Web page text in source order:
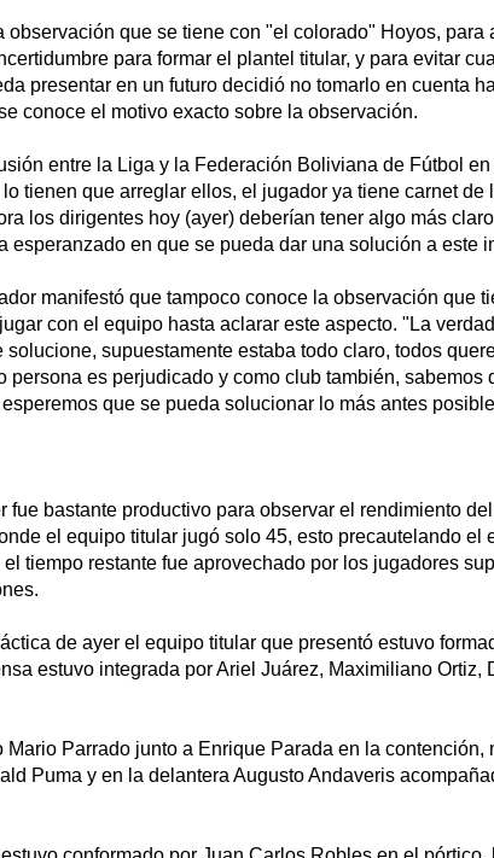
observación que se tiene con "el colorado" Hoyos, para
para formar el plantel titular, y para evitar
presentar en un futuro decidió no tomarlo en cuenta
conoce el motivo exacto sobre la observación.
entre la Liga y la Federación Boliviana de Fútbol
tienen que arreglar ellos, el jugador ya tiene carnet de
los dirigentes hoy (ayer) deberían tener algo más
esperanzado en que se pueda dar una solución a este
manifestó que tampoco conoce la observación que
con el equipo hasta aclarar este aspecto. "La
solucione, supuestamente estaba todo claro, todos
persona es perjudicado y como club también, sabemos
que se pueda solucionar lo más antes
fue bastante productivo para observar el rendimiento
el equipo titular jugó solo 45, esto precautelando el
el tiempo restante fue aprovechado por los jugadores
de ayer el equipo titular que presentó estuvo
estuvo integrada por Ariel Juárez, Maximiliano Ortiz,
Mario Parrado junto a Enrique Parada en la contención,
Puma y en la delantera Augusto Andaveris